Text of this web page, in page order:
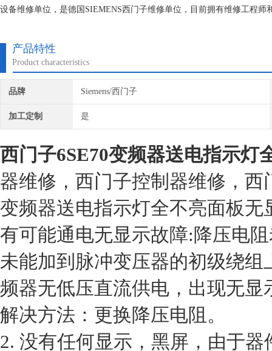
设备维修单位，是德国SIEMENS西门子维修单位，目前拥有维修工程
产品特性
Product characteristics
品牌 Siemens/西门子
加工定制 是
西门子6SE70变频器送电指示灯
器维修，西门子控制器维修，西
变频器送电指示灯全不亮面板无
有可能通电无显示故障:降压电
未能加到脉冲变压器的初级绕
频器无低压直流供电，出现无显
解决方法：更换降压电阻。
2. 没有任何显示，黑屏，由于器